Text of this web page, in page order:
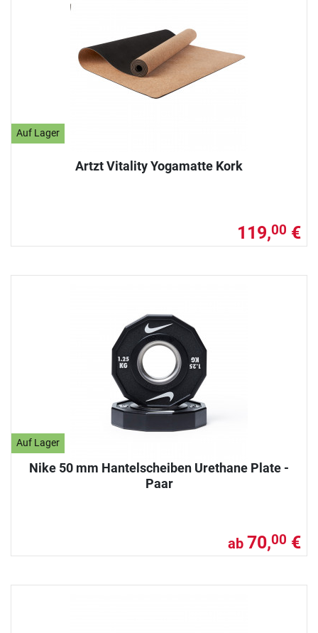
Auf Lager
Artzt Vitality Yogamatte Kork
119,00 €
Auf Lager
Nike 50 mm Hantelscheiben Urethane Plate -
Paar
ab 70,00 €